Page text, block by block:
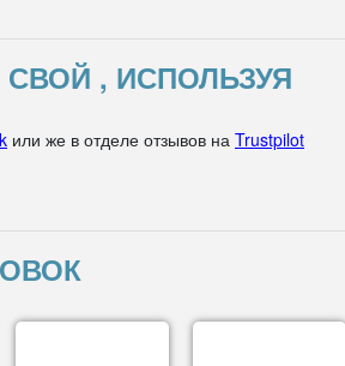
, ИСПОЛЬЗУЯ
или же в отделе отзывов на Trustpilot